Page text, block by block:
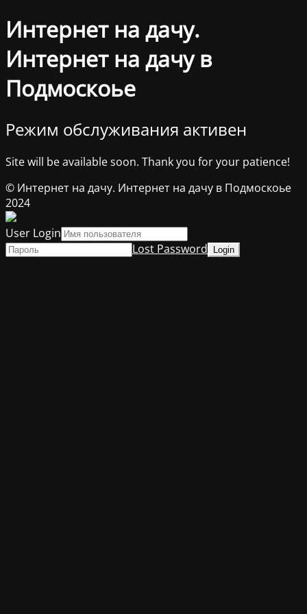
Интернет на дачу.
Интернет на дачу в
Подмоскоье
Режим обслуживания активен
Site will be available soon. Thank you for your patience!
© Интернет на дачу. Интернет на дачу в Подмоскоье
2024
User Login
Lost Password